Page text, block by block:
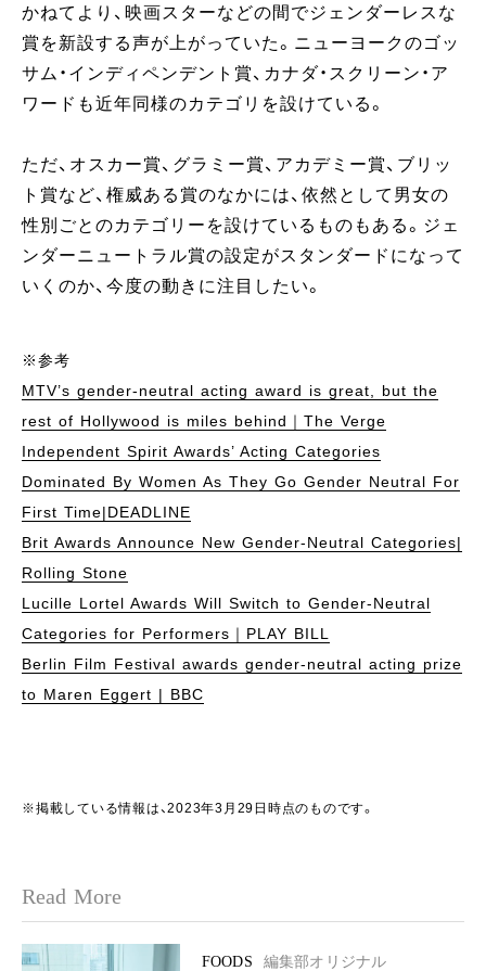
かねてより、映画スターなどの間でジェンダーレスな
賞を新設する声が上がっていた。ニューヨークのゴッ
サム・インディペンデント賞、カナダ・スクリーン・ア
ワードも近年同様のカテゴリを設けている。
ただ、オスカー賞、グラミー賞、アカデミー賞、ブリッ
ト賞など、権威ある賞のなかには、依然として男女の
性別ごとのカテゴリーを設けているものもある。ジェ
ンダーニュートラル賞の設定がスタンダードになって
いくのか、今度の動きに注目したい。
※参考
MTV’s gender-neutral acting award is great, but the
rest of Hollywood is miles behind｜The Verge
Independent Spirit Awards’ Acting Categories
Dominated By Women As They Go Gender Neutral For
First Time|DEADLINE
Brit Awards Announce New Gender-Neutral Categories|
Rolling Stone
Lucille Lortel Awards Will Switch to Gender-Neutral
Categories for Performers｜PLAY BILL
Berlin Film Festival awards gender-neutral acting prize
to Maren Eggert | BBC
※掲載している情報は、2023年3月29日時点のものです。
Read More
FOODS
編集部オリジナル